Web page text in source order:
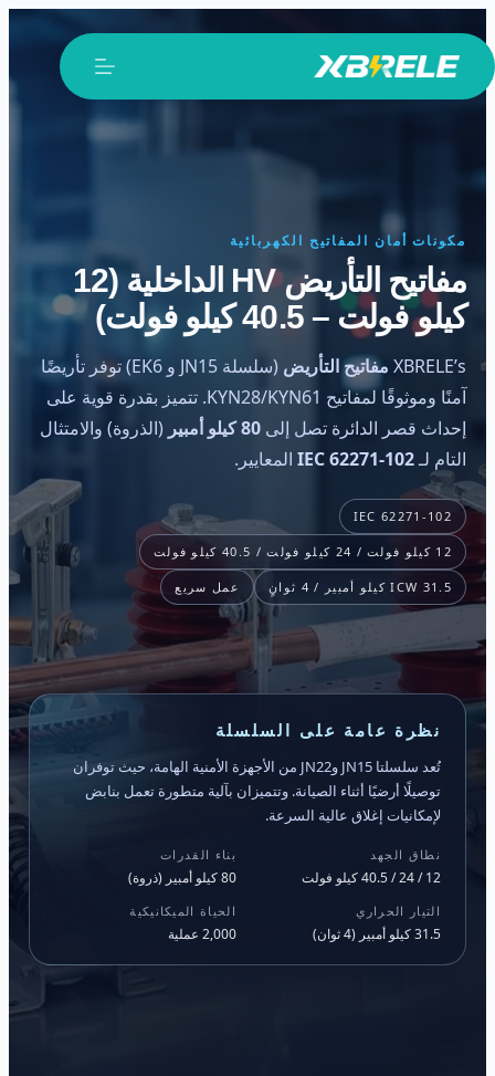
التجاوز
إلى
المحتوى
مكونات أمان المفاتيح الكهربائية
مفاتيح التأريض HV الداخلية (12
كيلو فولت – 40.5 كيلو فولت)
XBRELE’s مفاتيح التأريض
(سلسلة JN15 و EK6) توفر تأريضًا
آمنًا وموثوقًا لمفاتيح KYN28/KYN61. تتميز بقدرة قوية على
إحداث قصر الدائرة تصل إلى 80 كيلو أمبير
(الذروة) والامتثال
التام لـIEC 62271-102 المعايير.
IEC 62271-102
12 كيلو فولت / 24 كيلو فولت / 40.5 كيلو فولت
ICW 31.5 كيلو أمبير / 4 ثوانٍ عمل سريع
نظرة عامة على السلسلة
تُعد سلسلتا JN15 وJN22 من الأجهزة الأمنية الهامة، حيث توفران
توصيلًا أرضيًا أثناء الصيانة. وتتميزان بآلية متطورة تعمل بنابض
لإمكانيات إغلاق عالية السرعة.
نطاق الجهد
12 / 24 / 40.5 كيلو فولت
بناء القدرات
80 كيلو أمبير (ذروة)
التيار الحراري
31.5 كيلو أمبير (4 ثوان)
الحياة الميكانيكية
2,000 عملية